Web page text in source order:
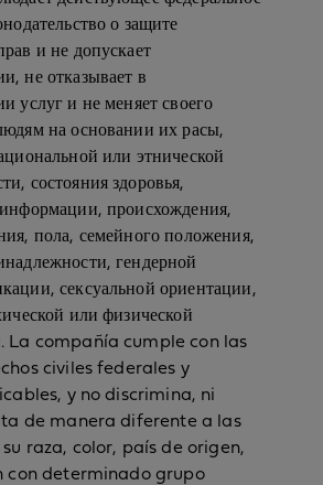
о защите
и не допускает
не отказывает в
услуг и не меняет своего
на основании их расы,
или этнической
состояния здоровья,
информации, происхождения,
пола, семейного положения,
гендерной
сексуальной ориентации,
или физической
La compañía cumple con las
civiles federales y
y no discrimina, ni
de manera diferente a las
raza, color, país de origen,
con determinado grupo